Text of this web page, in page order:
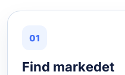
01
Find markedet